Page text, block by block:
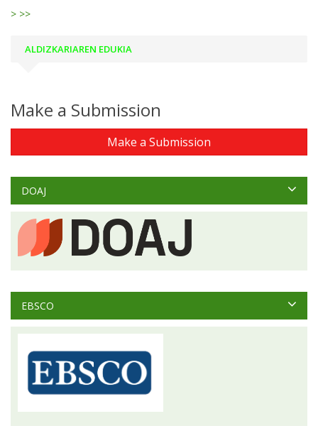
> >>
ALDIZKARIAREN EDUKIA
Make a Submission
Make a Submission
DOAJ
EBSCO